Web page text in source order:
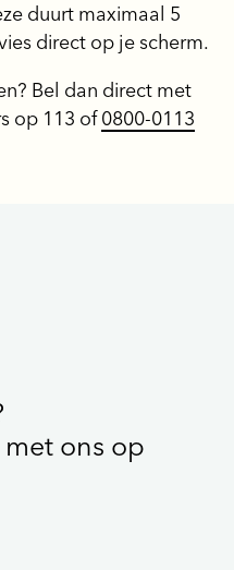
duurt maximaal 5
direct op je scherm.
Bel dan direct met
op 113 of0800-0113
met ons op